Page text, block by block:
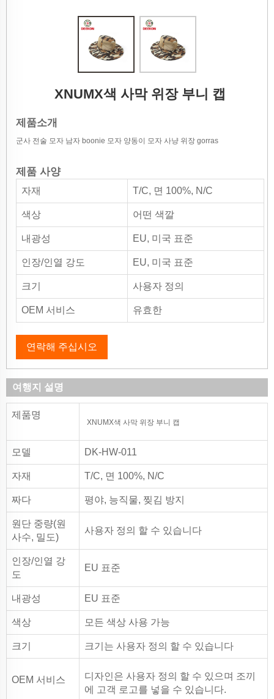
XNUMX색 사막 위장 부니 캡
제품소개
군사 전술 모자 남자 boonie 모자 양동이 모자 사냥 위장 gorras
제품 사양
자재 T/C, 면 100%, N/C
색상 어떤 색깔
내광성 EU, 미국 표준
인장/인열 강도 EU, 미국 표준
크기 사용자 정의
OEM 서비스 유효한
연락해 주십시오
여행지 설명
제품명
XNUMX색 사막 위장 부니 캡
모델 DK-HW-011
자재 T/C, 면 100%, N/C
짜다 평야, 능직물, 찢김 방지
원단 중량(원
사수, 밀도)
사용자 정의 할 수 있습니다
인장/인열 강
도
EU 표준
내광성 EU 표준
색상 모든 색상 사용 가능
크기 크기는 사용자 정의 할 수 있습니다
OEM 서비스
디자인은 사용자 정의 할 수 있으며 조끼
에 고객 로고를 넣을 수 있습니다.